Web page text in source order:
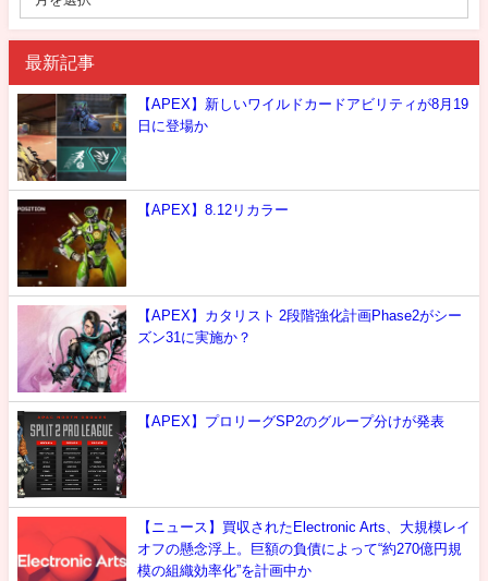
最新記事
【APEX】新しいワイルドカードアビリティが8月19
日に登場か
【APEX】8.12リカラー
【APEX】カタリスト 2段階強化計画Phase2がシー
ズン31に実施か？
【APEX】プロリーグSP2のグループ分けが発表
【ニュース】買収されたElectronic Arts、大規模レイ
オフの懸念浮上。巨額の負債によって“約270億円規
模の組織効率化”を計画中か